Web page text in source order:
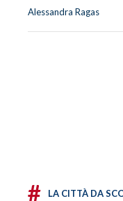
Alessandra Ragas
# LA CITTÀ DA